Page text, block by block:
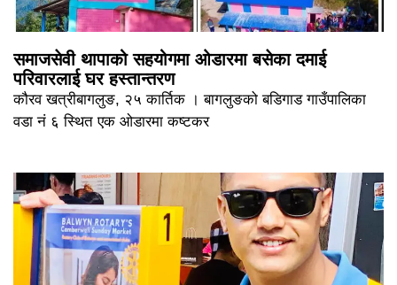
समाजसेवी थापाको सहयोगमा ओडारमा बसेका दमाई
परिवारलाई घर हस्तान्तरण
कौरव खत्रीबागलुङ, २५ कार्तिक । बागलुङको बडिगाड गाउँपालिका
वडा नं ६ स्थित एक ओडारमा कष्टकर